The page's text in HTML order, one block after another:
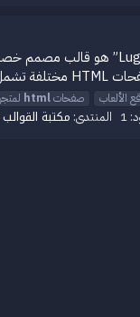
الألعاب صفحاتhtml لمتجر
1 المنتدى: مكتبة